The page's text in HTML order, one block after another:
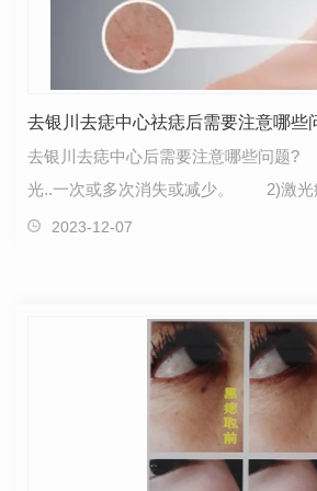
去银川去痣中心祛痣后需要注意哪些
去银川去痣中心后需要注意哪些问题
光..一次或多次消失或减少。 2)激光
表..，不会留下疤痕。 3)激光..后短
2023-12-07